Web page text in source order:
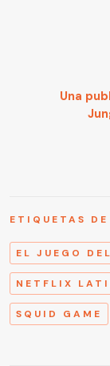
Una
ETIQUETAS
EL JUEGO
NETFLIX
SQUID GAME